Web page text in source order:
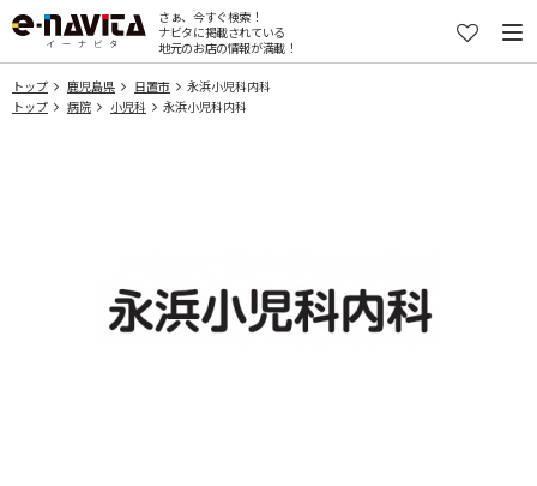
さぁ、今すぐ検索！
ナビタに掲載されている
地元のお店の情報が満載！
トップ 鹿児島県 日置市
永浜小児科内科
トップ
病院 小児科 永浜小児科内科